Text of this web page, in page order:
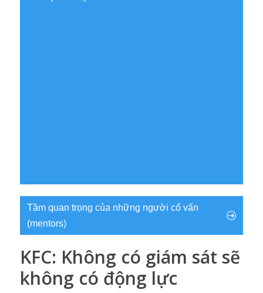
Tầm quan trọng của những người cố vấn
(mentors)
KFC: Không có giám sát sẽ
không có động lực